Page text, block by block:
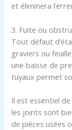
et éliminera
3. Fuite ou
Tout défaut
graviers ou
une baisse de
tuyaux permet
Il est essentiel
les joints sont
de pièces usées